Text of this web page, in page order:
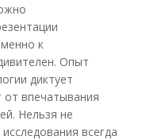
к
Опыт
диктует
от впечатывания
Нельзя не
всегда